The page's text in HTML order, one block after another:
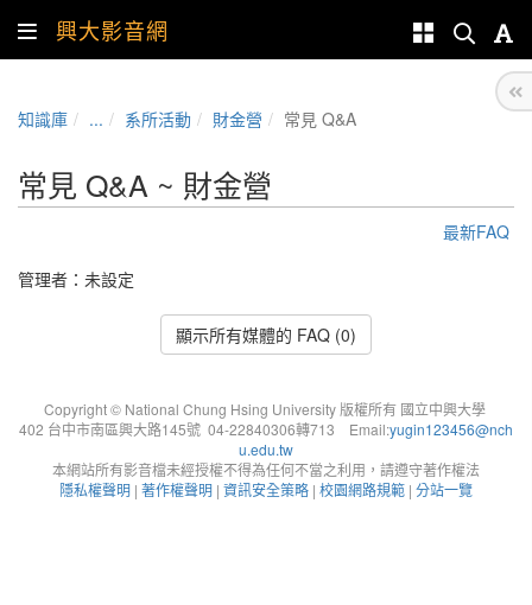
興大影音網
知識庫 ... 系所活動 財金營 常見 Q&A
常見 Q&A ~ 財金營
最新FAQ
管理者：未設定
顯示所有媒體的 FAQ (0)
Copyright © National Chung Hsing University 版權所有 國立中興大學
402 台中市南區興大路145號 04-22840306轉713 Email:yugin123456@nch
u.edu.tw
本網站所有影音檔未經授權不得為任何不當之利用，請遵守著作權法
隱私權聲明 | 著作權聲明 | 資訊安全策略 | 校園網路規範 | 分站一覽